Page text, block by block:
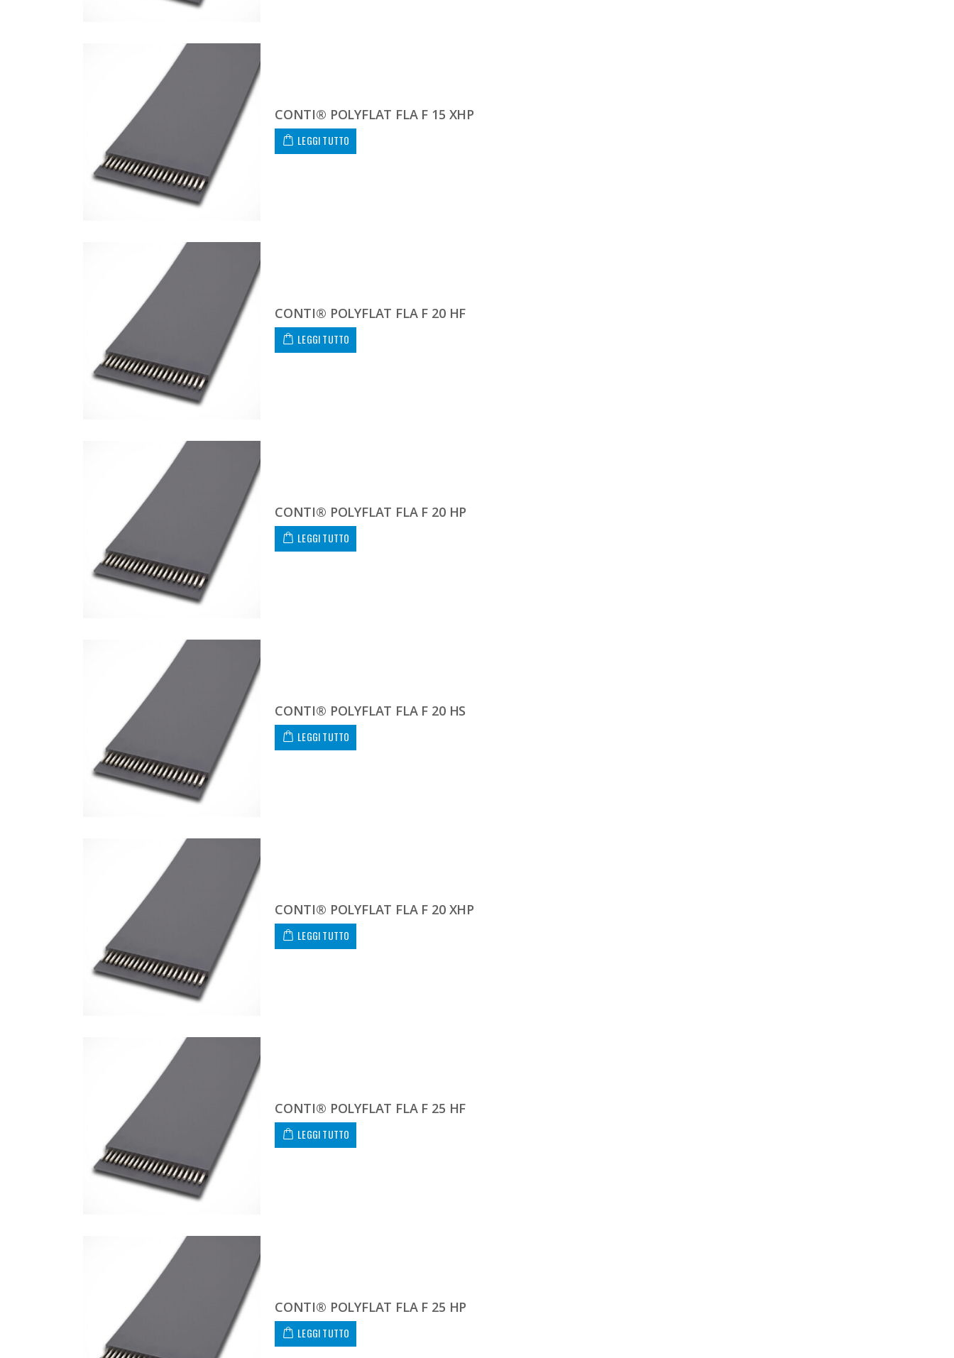
CONTI® POLYFLAT FLA F 15 XHP
LEGGI TUTTO
CONTI® POLYFLAT FLA F 20 HF
LEGGI TUTTO
CONTI® POLYFLAT FLA F 20 HP
LEGGI TUTTO
CONTI® POLYFLAT FLA F 20 HS
LEGGI TUTTO
CONTI® POLYFLAT FLA F 20 XHP
LEGGI TUTTO
CONTI® POLYFLAT FLA F 25 HF
LEGGI TUTTO
CONTI® POLYFLAT FLA F 25 HP
LEGGI TUTTO